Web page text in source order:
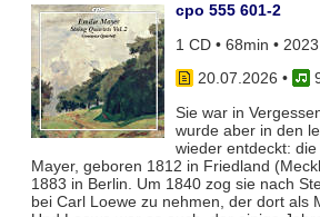
cpo 555 601-2
1 CD • 68min • 2023
20.07.2026 •
Sie war in
wurde aber in den
wieder entdeckt:
Mayer, geboren 1812 in Friedland
1883 in Berlin. Um 1840 zog sie nach
bei Carl Loewe zu nehmen, der dort als